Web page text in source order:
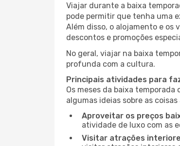
Viajar durante a baixa
pode permitir que tenha uma
Além disso, o alojamento e os
descontos e promoções
No geral, viajar na baixa
profunda com a cultura.
Principais atividades para
Os meses da baixa
algumas ideias sobre as
Aproveitar os preços
atividade de luxo com as
Visitar atrações